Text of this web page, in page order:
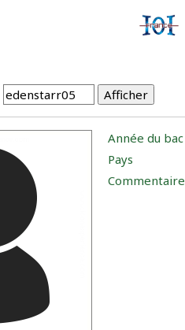
Année du bac
Pays
Commentaire